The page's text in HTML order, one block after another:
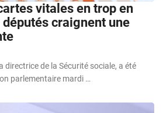
vitales en trop en
craignent une
directrice de la Sécurité sociale, a été
parlementaire mardi …